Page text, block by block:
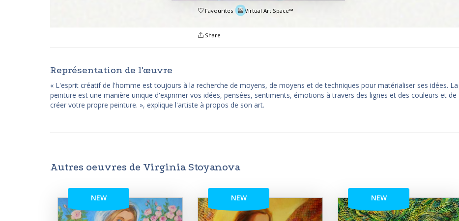
Favourites Virtual Art Space™
Share
Représentation de l'œuvre
« L'esprit créatif de l'homme est toujours à la recherche de moyens, de moyens et de techniques pour matérialiser ses idées. La
peinture est une manière unique d'exprimer vos idées, pensées, sentiments, émotions à travers des lignes et des couleurs et de
créer votre propre peinture. », explique l'artiste à propos de son art.
Autres oeuvres de Virginia Stoyanova
NEW NEW NEW